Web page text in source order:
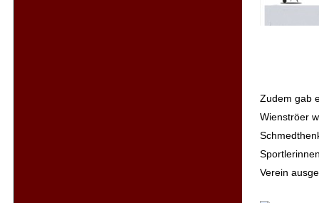
Zudem gab
Wienströer
Verein